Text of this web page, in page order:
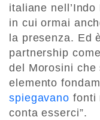
italiane
in cui ormai
la presenza. Ed
partnership
del Morosini che
elemento
spiegavano fonti
conta esserci”.